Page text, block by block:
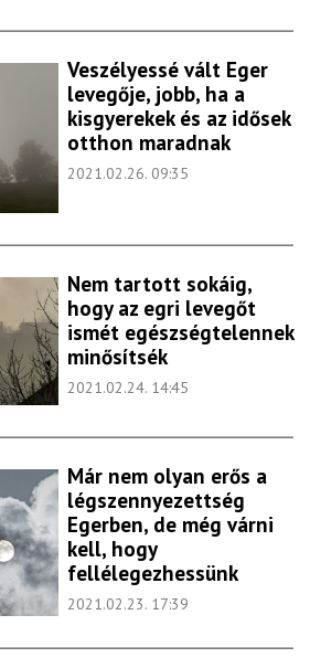
Veszélyessé vált Eger
levegője, jobb, ha a
kisgyerekek és az idősek
otthon maradnak
2021.02.26. 09:35
Nem tartott sokáig,
hogy az egri levegőt
ismét egészségtelennek
minősítsék
2021.02.24. 14:45
Már nem olyan erős a
légszennyezettség
Egerben, de még várni
kell, hogy
fellélegezhessünk
2021.02.23. 17:39